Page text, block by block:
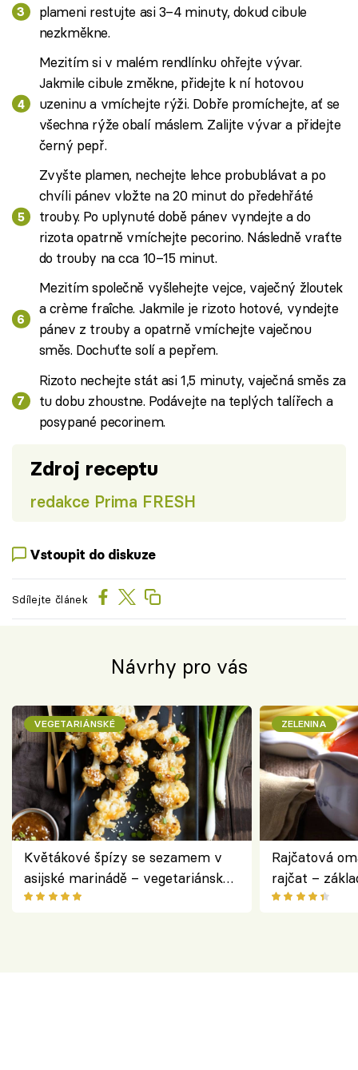
plameni restujte asi 3–4 minuty, dokud cibule
nezkměkne.
Mezitím si v malém rendlínku ohřejte vývar.
Jakmile cibule změkne, přidejte k ní hotovou
uzeninu a vmíchejte rýži. Dobře promíchejte, ať se
všechna rýže obalí máslem. Zalijte vývar a přidejte
černý pepř.
Zvyšte plamen, nechejte lehce probublávat a po
chvíli pánev vložte na 20 minut do předehřáté
trouby. Po uplynuté době pánev vyndejte a do
rizota opatrně vmíchejte pecorino. Následně vraťte
do trouby na cca 10–15 minut.
Mezitím společně vyšlehejte vejce, vaječný žloutek
a crème fraîche. Jakmile je rizoto hotové, vyndejte
pánev z trouby a opatrně vmíchejte vaječnou
směs. Dochuťte solí a pepřem.
Rizoto nechejte stát asi 1,5 minuty, vaječná směs za
tu dobu zhoustne. Podávejte na teplých talířech a
posypané pecorinem.
Zdroj receptu
redakce Prima FRESH
Vstoupit do diskuze
Sdílejte článek
Návrhy pro vás
VEGETARIÁNSKÉ
Květákové špízy se sezamem v
asijské marinádě – vegetariánská
chuťovka z grilu
ZELENINA
Rajčatová
rajčat –